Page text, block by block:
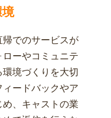
境
でのサービスが
ーやコミュニテ
境づくりを大切
ードバックやア
め、キャストの業